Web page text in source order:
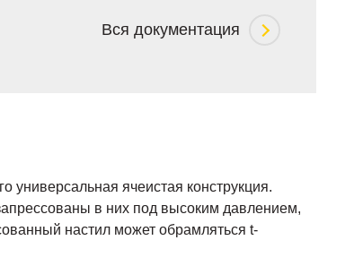
Вся документация
ячеистая конструкция.
в них под высоким давлением,
настил может обрамляться t-